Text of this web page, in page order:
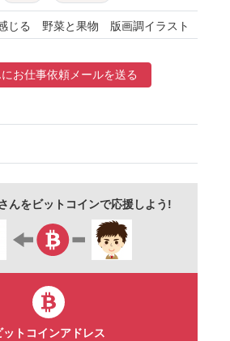
からいも カライモ
かぼちゃ カボチャ
じる 野菜と果物 版画調イラスト
お仕事依頼メールを送る
んをビットコインで応援しよう!
ットコインアドレス